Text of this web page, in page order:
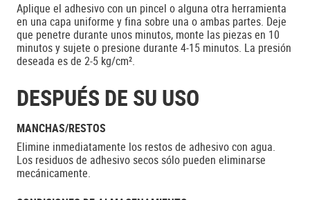
Aplique el adhesivo con un pincel o alguna otra herramienta
en una capa uniforme y fina sobre una o ambas partes. Deje
que penetre durante unos minutos, monte las piezas en 10
minutos y sujete o presione durante 4-15 minutos. La presión
deseada es de 2-5 kg/cm².
DESPUÉS DE SU USO
MANCHAS/RESTOS
Elimine inmediatamente los restos de adhesivo con agua.
Los residuos de adhesivo secos sólo pueden eliminarse
mecánicamente.